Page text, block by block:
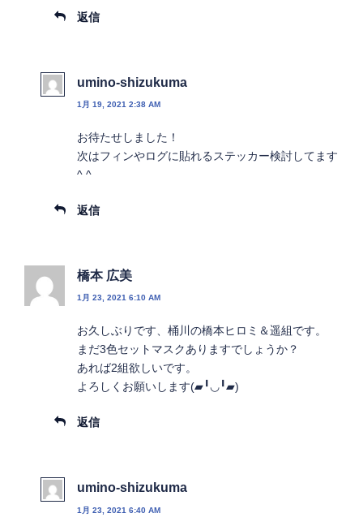
返信
umino-shizukuma
1月 19, 2021 2:38 AM
お待たせしました！
次はフィンやログに貼れるステッカー検討してます
^ ^
返信
橋本 広美
1月 23, 2021 6:10 AM
お久しぶりです、桶川の橋本ヒロミ＆遥組です。
まだ3色セットマスクありますでしょうか？
あれば2組欲しいです。
よろしくお願いします(▰╹◡╹▰)
返信
umino-shizukuma
1月 23, 2021 6:40 AM